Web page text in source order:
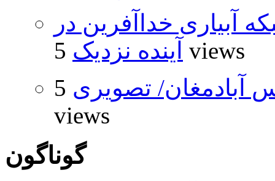
آبیاری خداآفرین در
آینده نزدیک 5 views
تصویری 5
views
گوناگون